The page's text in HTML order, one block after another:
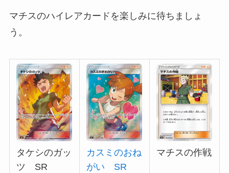
マチスのハイレアカードを楽しみに待ちましょ
う。
タケシのガッ
ツ SR
カスミのおね
がい SR
マチスの作戦